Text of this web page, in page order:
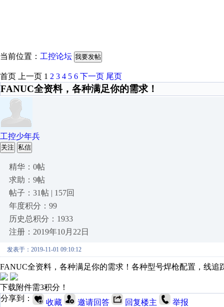
当前位置： 工控论坛 我要发帖
首页 上一页 1 2 3 4 5 6 下一页 尾页
FANUC全资料，各种满足你的需求！
工控少年兵
关注 私信
精华：0帖
求助：9帖
帖子：31帖 | 157回
年度积分：99
历史总积分：1933
注册：2019年10月22日
发表于：2019-11-01 09:10:12
FANUC全资料，各种满足你的需求！各种型号焊枪配置，线
下载附件需3积分！
分享到：
收藏 邀请回答 回复楼主 举报